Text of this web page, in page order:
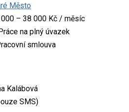
Město
– 38 000 Kč / měsíc
na plný úvazek
smlouva
Kalábová
SMS)